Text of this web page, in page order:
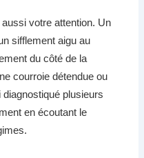
votre attention. Un
sifflement aigu au
du côté de la
courroie détendue ou
diagnostiqué plusieurs
en écoutant le